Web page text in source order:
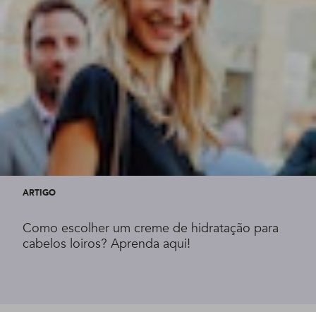
ARTIGO
Como escolher um creme de hidratação para
cabelos loiros? Aprenda aqui!